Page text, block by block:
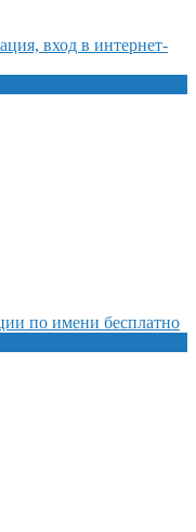
вход в интернет-
по имени бесплатно